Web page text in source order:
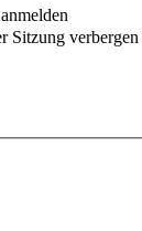
Sitzung verbergen